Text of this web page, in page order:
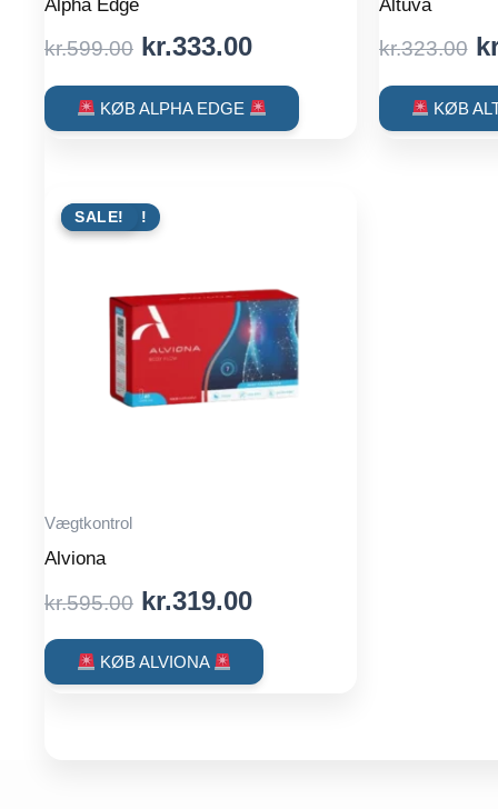
kr.599.00 Original
price
was:
kr.333.00Current
price
is:
KØB ALPHA EDGE
kr.323.00
KØB
TILBUD !
SALE!
Vægtkontrol
Alviona
kr.595.00 Original
price
was:
kr.319.00Current
price
is:
KØB ALVIONA